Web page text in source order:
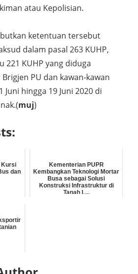
atau Kepolisian.
ketentuan tersebut
dalam pasal 263 KUHP,
221 KUHP yang diduga
PU dan kawan-kawan
hingga 19 Juni 2020 di
muj)
Kursi
dan
Kementerian PUPR
Kembangkan Teknologi Mortar
Busa sebagai Solusi
Konstruksi Infrastruktur di
Tanah L...